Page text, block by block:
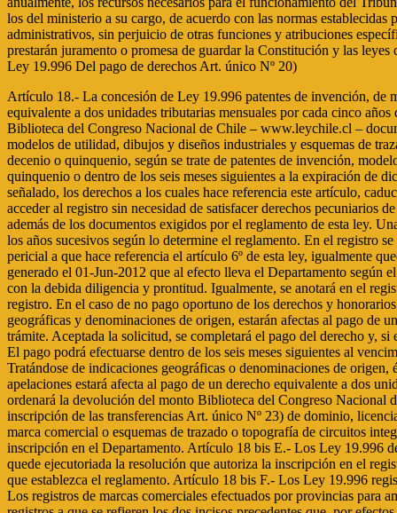
Artículo 18.- La concesión de Ley 19.996 patentes de invención, de modelos Art. único Nº 22) de utilidad, de dibujos y diseños industriales y de esquemas de trazado o topografías de circuitos integrados, estará sujeta al pago de un derecho equivalente a dos unidades tributarias mensuales por cada cinco años de concesión del derecho. Al presentarse la solicitud, deberá pagarse el equivalente a una unidad tributaria mensual, sin lo cual no se le dará trámite. Aceptada la solicitud, Biblioteca del Congreso Nacional de Chile – www.leychile.cl – documento generado el 01-Jun-2012 se completará el pago del derecho de los primeros diez años, para las patentes de invención, y de los primeros cinco años, para el caso de los modelos de utilidad, dibujos y diseños industriales y esquemas de trazado o topografías de circuitos integrados. Si la solicitud fuera rechazada, la cantidad pagada quedará a beneficio fiscal. El pago de los derechos correspondientes al segundo decenio o quinquenio, según se trate de patentes de invención, modelos de utilidad, dibujos y diseños industriales o esquemas de trazado o topografías de circuitos integrados, deberá efectuarse antes del vencimiento del primer decenio o quinquenio o dentro de los seis meses siguientes a la expiración de dicho plazo, con una sobretasa de 20% por cada mes o fracción de mes, contados a partir del primer mes del plazo de gracia. En caso de no efectuarse el pago dentro del término señalado, los derechos a los cuales hace referencia este artículo, caducarán. Artículo 18 bis A.- Los Ley 19.996 solicitantes de los derechos a Art. único Nº 23) que hace referencia el artículo anterior, que carezcan de medios económicos, podrán acceder al registro sin necesidad de satisfacer derechos pecuniarios de ninguna clase. Para optar a dicho beneficio, junto con la solicitud respectiva, el solicitante deberá acompañar una declaración jurada de carencia de medios económicos, además de los documentos exigidos por el reglamento de esta ley. Una vez concedido el beneficio, el titular no deberá satisfacer los pagos a que hace referencia el inciso primero del artículo 18, difiriendo lo que se hubiera dejado de pagar para los años sucesivos según lo determine el reglamento. En el registro se anotará el aplazamiento y la obligación de pagar la cantidad diferida. Esta obligación recaerá sobre quienquiera que sea el titular del registro. En cuanto al costo del informe pericial a que hace referencia el artículo 6º de esta ley, igualmente quedará diferido, debiendo el Jefe del Departamento designar a un perito perteneciente al registro Biblioteca del Congreso Nacional de Chile – www.leychile.cl – documento generado el 01-Jun-2012 que al efecto lleva el Departamento según el sistema de turnos establecido por el reglamento de esta ley. El perito estará obligado a aceptar el cargo bajo